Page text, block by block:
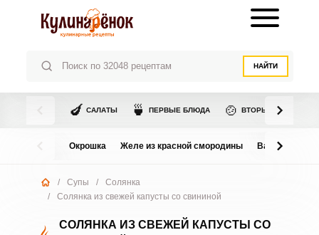
НАЙТИ
🍆 САЛАТЫ 🍵 ПЕРВЫЕ БЛЮДА 🍲 ВТОРЫЕ БЛЮДА
Окрошка Желе из красной смородины Варенье из
/ Супы /
Солянка
/
Солянка из свежей капусты со свининой
СОЛЯНКА ИЗ СВЕЖЕЙ КАПУСТЫ СО